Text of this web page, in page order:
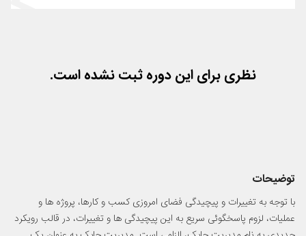
نظری برای این دوره ثبت نشده است.
توضیحات
با توجه به تغییرات و پیچیدگی فضای امروزی کسب و کارها، پروژه ها و
عملیات، لزوم پاسخگوئی سریع به این پیچیدگی ها و تغییرات، در قالب رویکرد